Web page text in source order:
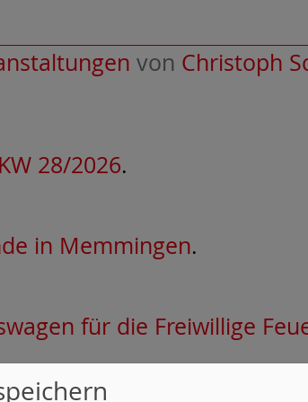
von Christoph
28/2026.
in Memmingen.
für die Freiwillige